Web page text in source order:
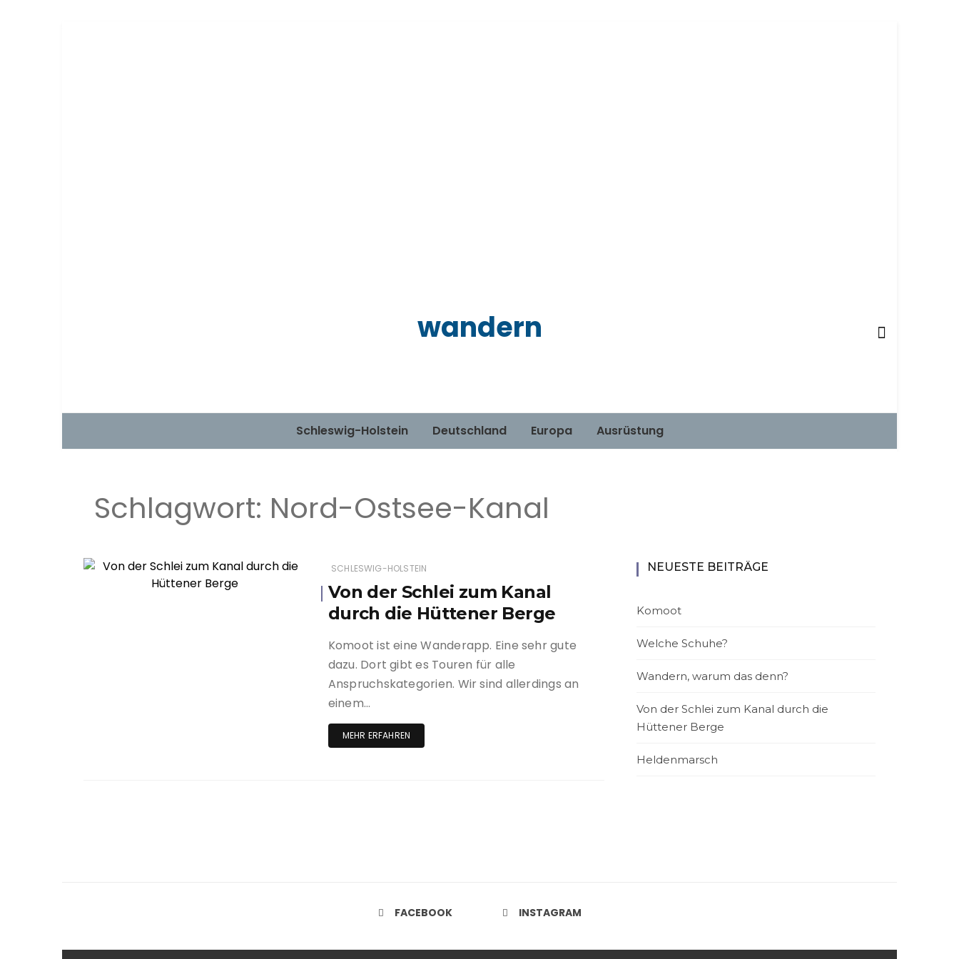
wandern
Schleswig-Holstein Deutschland Europa Ausrüstung
Schlagwort: Nord-Ostsee-Kanal
SCHLESWIG-HOLSTEIN
Von der Schlei zum Kanal
durch die Hüttener Berge
Komoot ist eine Wanderapp. Eine sehr gute
dazu. Dort gibt es Touren für alle
Anspruchskategorien. Wir sind allerdings an
einem…
MEHR ERFAHREN
NEUESTE BEITRÄGE
Komoot
Welche Schuhe?
Wandern, warum das denn?
Von der Schlei zum Kanal durch die
Hüttener Berge
Heldenmarsch
FACEBOOK INSTAGRAM